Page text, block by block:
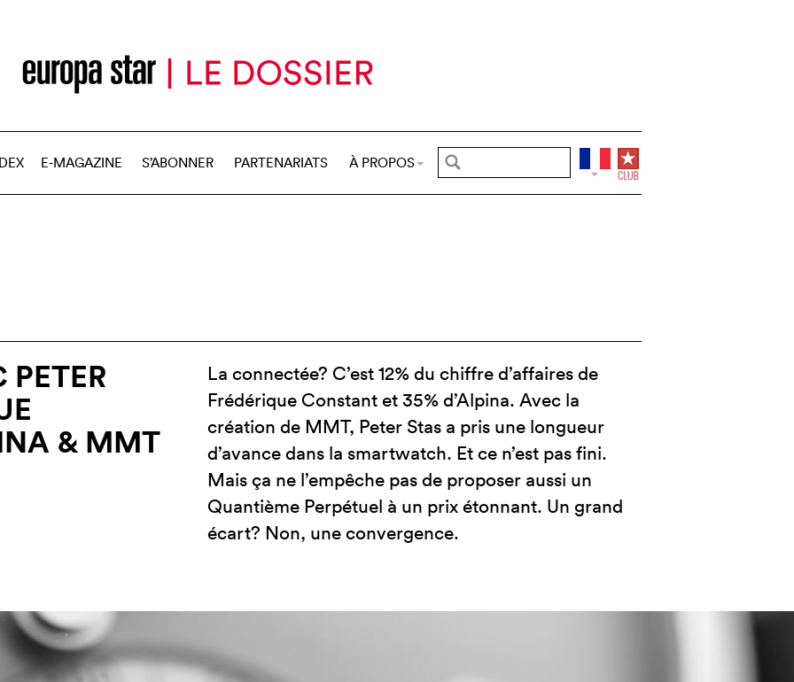
E-MAGAZINE S’ABONNER PARTENARIATS À PROPOS
PETER
& MMT
La connectée? C’est 12% du chiffre d’affaires de
Frédérique Constant et 35% d’Alpina. Avec la
création de MMT, Peter Stas a pris une longueur
d’avance dans la smartwatch. Et ce n’est pas fini.
Mais ça ne l’empêche pas de proposer aussi un
Quantième Perpétuel à un prix étonnant. Un grand
écart? Non, une convergence.